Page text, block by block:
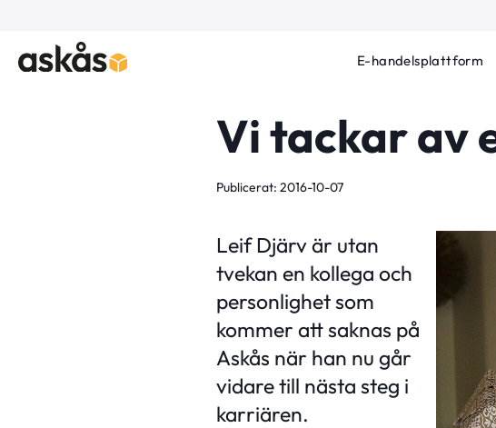
E-handelsplattform
Vi tackar av
Publicerat: 2016-10-07
Leif Djärv är utan
tvekan en kollega och
personlighet som
kommer att saknas på
Askås när han nu går
vidare till nästa steg i
karriären.